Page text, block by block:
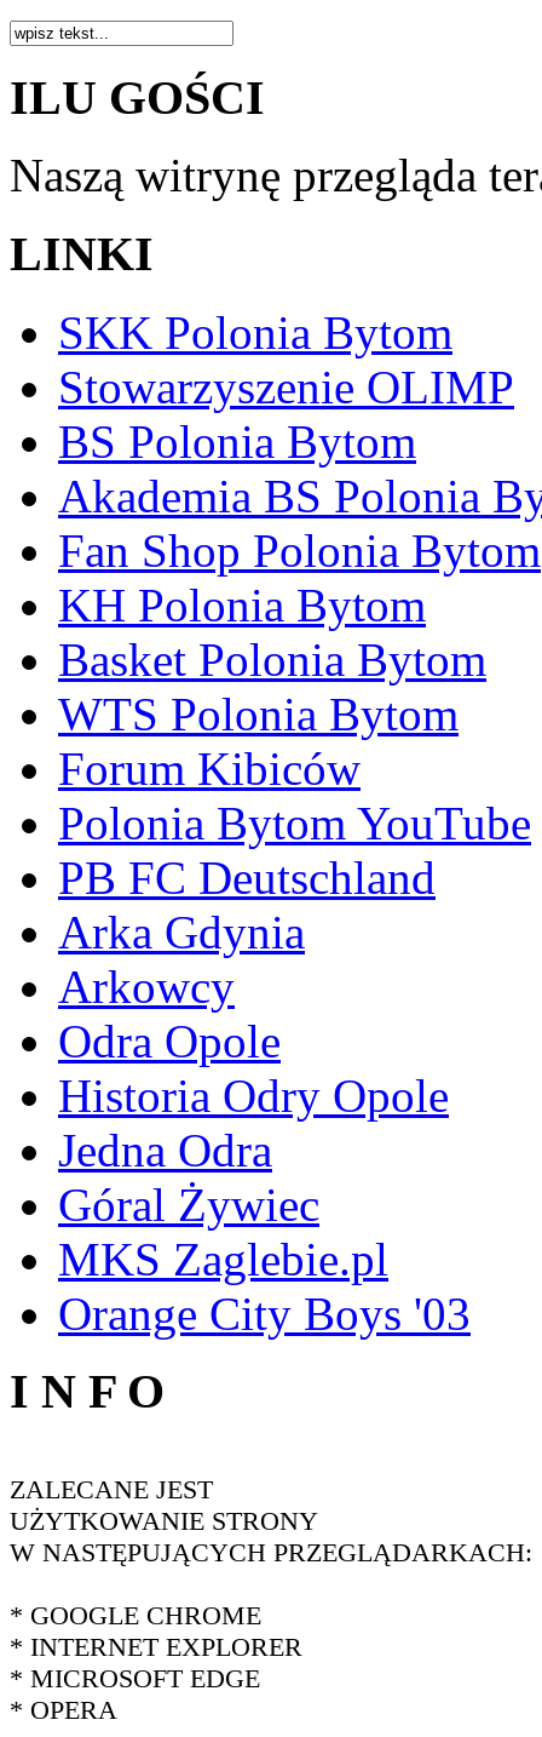
ILU GOŚCI
Naszą witrynę przegląda
LINKI
SKK Polonia Bytom
Stowarzyszenie OLIMP
BS Polonia Bytom
Akademia BS Polonia
Fan Shop Polonia Bytom
KH Polonia Bytom
Basket Polonia Bytom
WTS Polonia Bytom
Forum Kibiców
Polonia Bytom YouTube
PB FC Deutschland
Arka Gdynia
Arkowcy
Odra Opole
Historia Odry Opole
Jedna Odra
Góral Żywiec
MKS Zaglebie.pl
Orange City Boys '03
I N F O
ZALECANE JEST
UŻYTKOWANIE STRONY
W NASTĘPUJĄCYCH PRZEGLĄDARKACH:
* GOOGLE CHROME
* INTERNET EXPLORER
* MICROSOFT EDGE
* OPERA